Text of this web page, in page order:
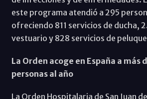
este programa atendió a 295
ofreciendo 811 servicios de ducha,
vestuario y 828 servicios de
La Orden acoge en España a más
personas al año
La Orden Hospitalaria de San Juan